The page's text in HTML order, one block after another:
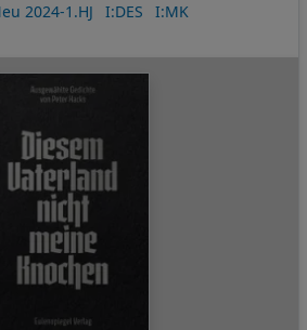
2024-1.HJ I:DES I:MK